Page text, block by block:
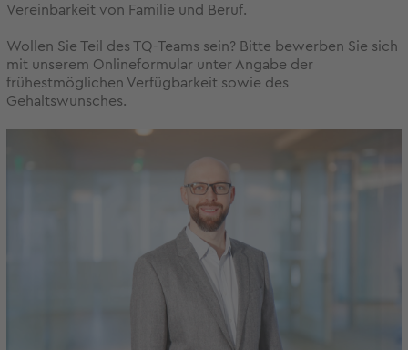
Vereinbarkeit von Familie und Beruf.
Wollen Sie Teil des TQ-Teams sein? Bitte bewerben Sie sich
mit unserem Onlineformular unter Angabe der
frühestmöglichen Verfügbarkeit sowie des
Gehaltswunsches.